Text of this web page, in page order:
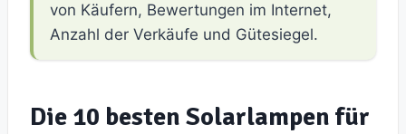
von Käufern, Bewertungen im Internet,
Anzahl der Verkäufe und Gütesiegel.
Die 10 besten Solarlampen für